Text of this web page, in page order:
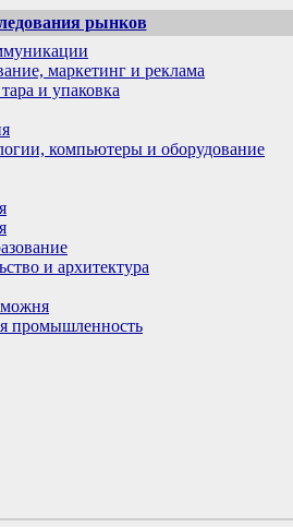
рынков
маркетинг и реклама
и упаковка
компьютеры и оборудование
и архитектура
промышленность